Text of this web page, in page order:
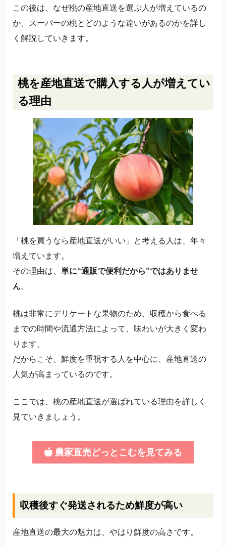
この後は、なぜ桃の産地直送を選ぶ人が増えているの
か、スーパーの桃とどのような違いがあるのかを詳し
く解説していきます。
桃を産地直送で購入する人が増えてい
る理由
「桃を買うなら産地直送がいい」と考える人は、年々
増えています。
その理由は、 単に“通販で便利だから”ではありませ
ん。
桃は非常にデリケートな果物のため、収穫から食べる
までの時間や流通方法によって、味わいが大きく変わ
ります。
だからこそ、鮮度を重視する人を中心に、産地直送の
人気が高まっているのです。
ここでは、桃の産地直送が選ばれている理由を詳しく
見ていきましょう。
農家直売どっとこむを見てみる
収穫後すぐ発送されるため鮮度が高い
産地直送の最大の魅力は、やはり鮮度の高さです。